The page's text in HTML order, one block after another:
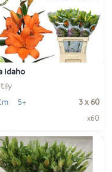
1 + VOEG TOE
Idaho
5+ 3 x 60
x60